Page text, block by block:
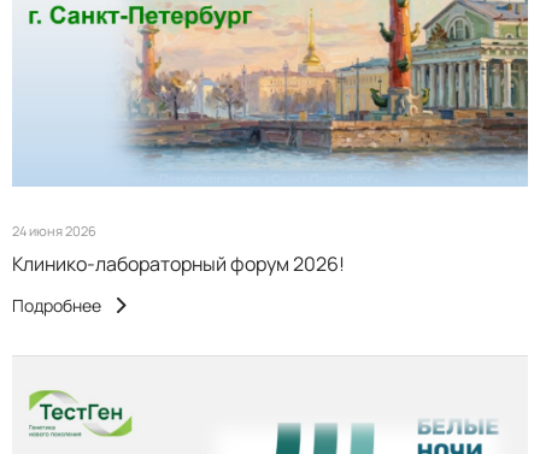
24 июня 2026
Клинико-лабораторный форум 2026!
Подробнее